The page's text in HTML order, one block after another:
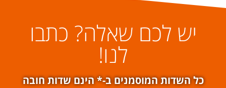
יש לכם שאלה? כתבו
לנו!
כל השדות המוסמנים ב-* הינם שדות חובה